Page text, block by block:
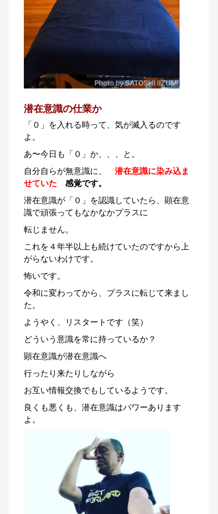
潜在意識の仕業か
「０」を入れる時って、気が滅入るのです
よ。
あ〜今日も「０」か、、、と。
自分自らが無意識に、 潜在意識に染み込ま
せていた 感覚です。
潜在意識が「０」を認識していたら、顕在意
識で頑張ってもなかなかプラスに
転じません。
これを４年半以上も続けていたのですから上
がらないわけです。
怖いです。
令和に変わってから、プラスに転じて来まし
た。
ようやく、リスタートです（笑）
どういう意識を常に持っているか？
顕在意識が潜在意識へ
行ったり来たりしながら
お互い情報交換でもしているようです。
良くも悪くも、潜在意識はパワーあります
よ。